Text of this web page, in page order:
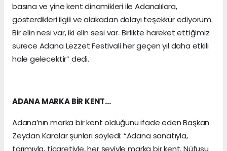
basına ve yine kent dinamikleri ile Adanalılara,
gösterdikleri ilgili ve alakadan dolayı teşekkür ediyorum.
Bir elin nesi var, iki elin sesi var. Birlikte hareket ettiğimiz
sürece Adana Lezzet Festivali her geçen yıl daha etkili
hale gelecektir” dedi.
ADANA MARKA BİR KENT…
Adana’nın marka bir kent olduğunu ifade eden Başkan
Zeydan Karalar şunları söyledi: “Adana sanatıyla,
tarımıyla, ticaretiyle, her şeyiyle marka bir kent. Nüfusu